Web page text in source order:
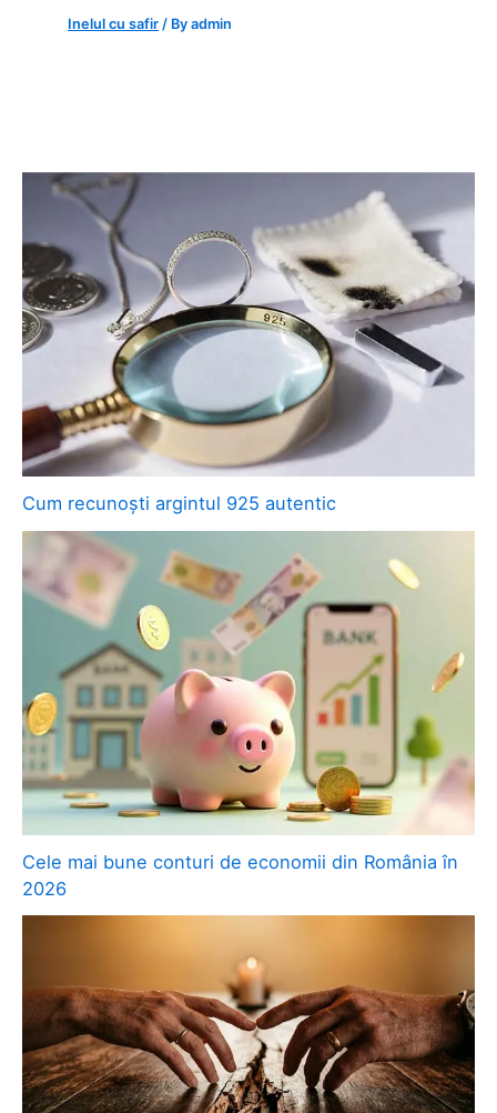
Inelul cu safir / Byadmin
Cum recunoști argintul 925 autentic
Cele mai bune conturi de economii din România în
2026